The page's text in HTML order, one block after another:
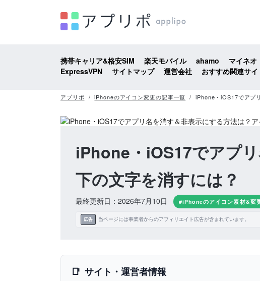
携帯キャリア&格安SIM 楽天モバイル ahamo マイネオ
ExpressVPN
サイトマップ 運営会社 おすすめ関連サイ
アプリポ iPhoneのアイコン変更の記事一覧 iPhone・iOS17でアプ
iPhone・iOS17でアプ
下の文字を消すには？
最終更新日：2026年7月10日 #iPhoneのアイコン素材&変
広告 当ページには事業者からのアフィリエイト広告が含まれています。
サイト・運営者情報